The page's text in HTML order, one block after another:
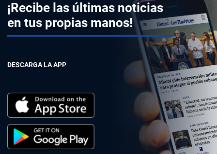
¡Recibe las últimas noticias
en tus propias manos!
DESCARGA LA APP